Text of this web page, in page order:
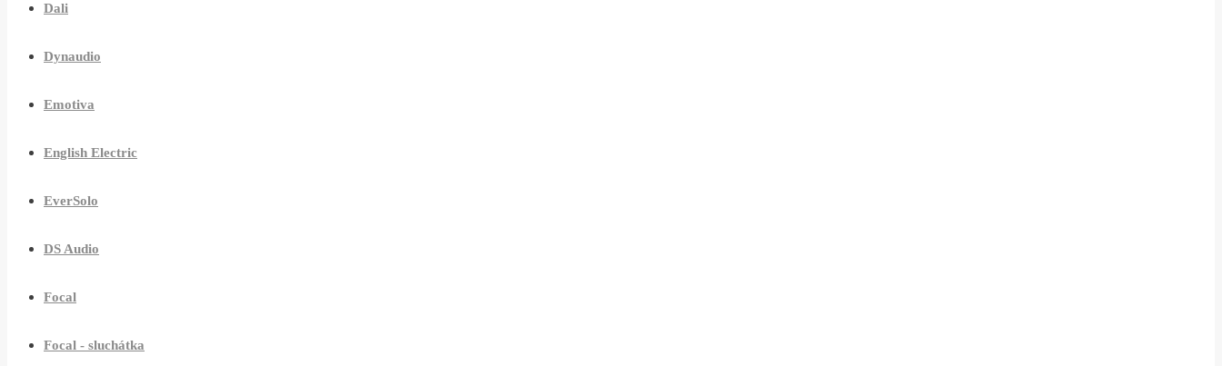
Dali
Dynaudio
Emotiva
English Electric
EverSolo
DS Audio
Focal
Focal - sluchátka